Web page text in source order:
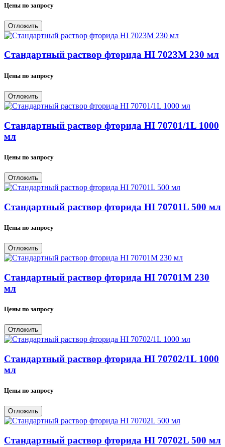
Цены по запросу
Отложить
Стандартный раствор фторида HI 7023M 230 мл
Цены по запросу
Отложить
Стандартный раствор фторида HI 70701/1L 1000
мл
Цены по запросу
Отложить
Стандартный раствор фторида HI 70701L 500 мл
Цены по запросу
Отложить
Стандартный раствор фторида HI 70701M 230
мл
Цены по запросу
Отложить
Стандартный раствор фторида HI 70702/1L 1000
мл
Цены по запросу
Отложить
Стандартный раствор фторида HI 70702L 500 мл